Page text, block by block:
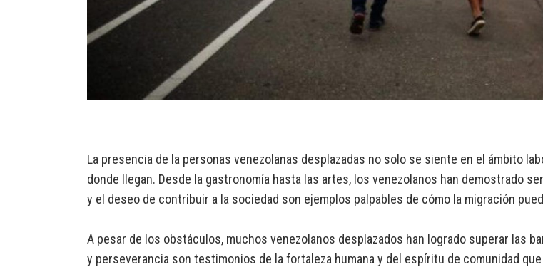
La presencia de la personas venezolanas desplazadas no solo se siente en el ámbito
donde llegan. Desde la gastronomía hasta las artes, los venezolanos han demostrado
y el deseo de contribuir a la sociedad son ejemplos palpables de cómo la migración
A pesar de los obstáculos, muchos venezolanos desplazados han logrado superar las
y perseverancia son testimonios de la fortaleza humana y del espíritu de comunidad